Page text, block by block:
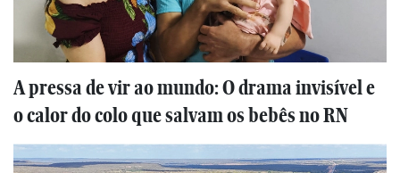
A pressa de vir ao mundo: O drama invisível e
o calor do colo que salvam os bebês no RN